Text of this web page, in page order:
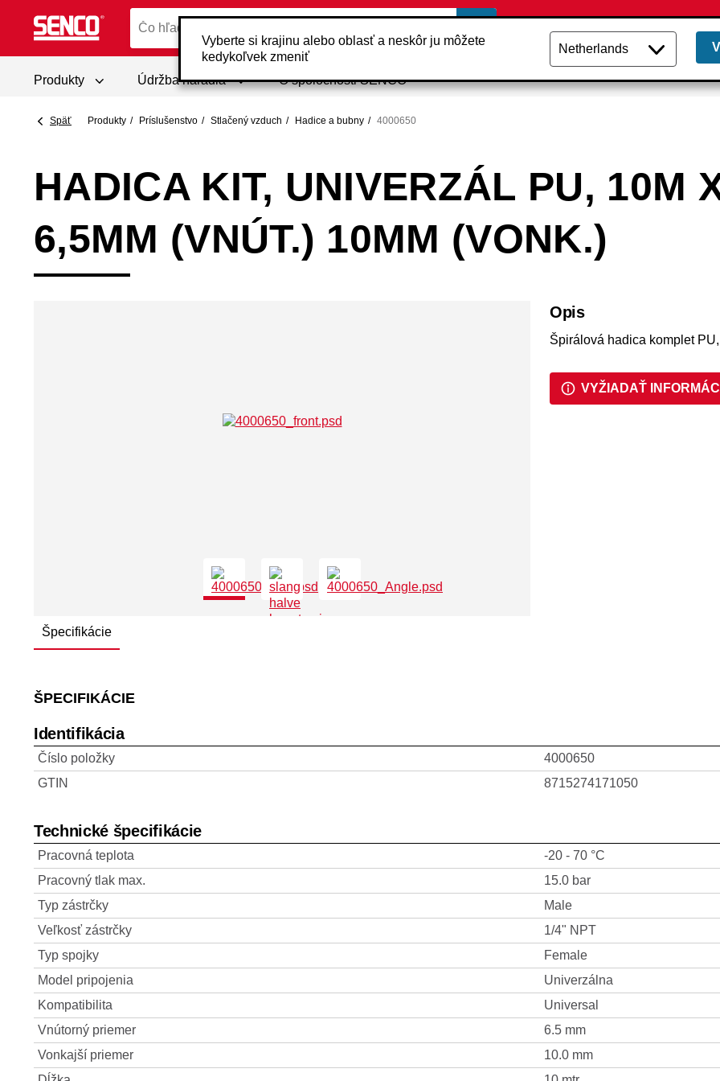
Vyberte si krajinu alebo oblasť a neskôr ju môžete
kedykoľvek zmeniť
Produkty Údržba náradia O spoločnosti SENCO
Späť Produkty Príslušenstvo Stlačený vzduch Hadice a bubny 4000650
HADICA KIT, UNIVERZÁL PU, 10M
6,5MM (VNÚT.) 10MM (VONK.)
Opis
Špirálová hadica komplet
VYŽIADAŤ
Špecifikácie
ŠPECIFIKÁCIE
Identifikácia
Číslo položky
4000650
GTIN
8715274171050
Technické špecifikácie
Pracovná teplota
-20 - 70 °C
Pracovný tlak max.
15.0 bar
Typ zástrčky
Male
Veľkosť zástrčky
1/4" NPT
Typ spojky
Female
Model pripojenia
Univerzálna
Kompatibilita
Universal
Vnútorný priemer
6.5 mm
Vonkajší priemer
10.0 mm